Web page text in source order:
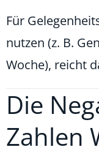
Für
nutzen (z. B.
Woche), reicht
Die
Zahlen